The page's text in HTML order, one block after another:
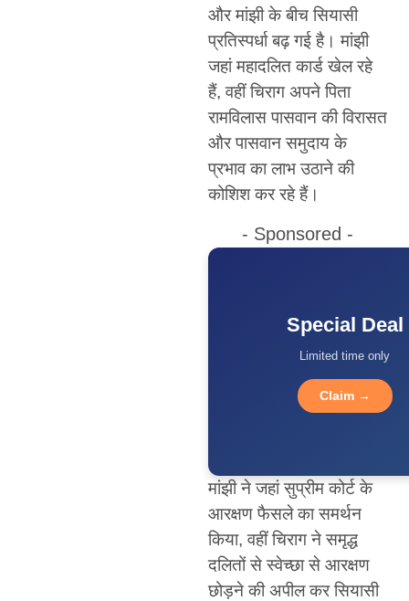
और मांझी के बीच सियासी
प्रतिस्पर्धा बढ़ गई है। मांझी
जहां महादलित कार्ड खेल रहे
हैं, वहीं चिराग अपने पिता
रामविलास पासवान की विरासत
और पासवान समुदाय के
प्रभाव का लाभ उठाने की
कोशिश कर रहे हैं।
- Sponsored -
Special Deal
Limited time only
Claim →
मांझी ने जहां सुप्रीम कोर्ट के
आरक्षण फैसले का समर्थन
किया, वहीं चिराग ने समृद्ध
दलितों से स्वेच्छा से आरक्षण
छोड़ने की अपील कर सियासी